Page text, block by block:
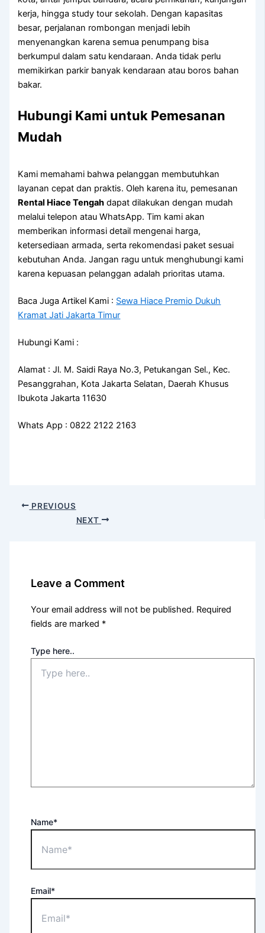
kerja, hingga study tour sekolah. Dengan kapasitas
besar, perjalanan rombongan menjadi lebih
menyenangkan karena semua penumpang bisa
berkumpul dalam satu kendaraan. Anda tidak perlu
memikirkan parkir banyak kendaraan atau boros bahan
bakar.
Hubungi Kami untuk Pemesanan
Mudah
Kami memahami bahwa pelanggan membutuhkan
layanan cepat dan praktis. Oleh karena itu, pemesanan
Rental Hiace Tengah dapat dilakukan dengan mudah
melalui telepon atau WhatsApp. Tim kami akan
memberikan informasi detail mengenai harga,
ketersediaan armada, serta rekomendasi paket sesuai
kebutuhan Anda. Jangan ragu untuk menghubungi kami
karena kepuasan pelanggan adalah prioritas utama.
Baca Juga Artikel Kami : Sewa Hiace Premio Dukuh
Kramat Jati Jakarta Timur
Hubungi Kami :
Alamat : Jl. M. Saidi Raya No.3, Petukangan Sel., Kec.
Pesanggrahan, Kota Jakarta Selatan, Daerah Khusus
Ibukota Jakarta 11630
Whats App : 0822 2122 2163
PREVIOUS
NEXT
Leave a Comment
Your email address will not be published. Required
fields are marked *
Type here..
Name*
Email*